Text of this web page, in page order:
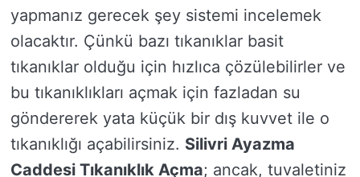
yapmanız gerecek şey sistemi incelemek
olacaktır. Çünkü bazı tıkanıklar basit
tıkanıklar olduğu için hızlıca çözülebilirler ve
bu tıkanıklıkları açmak için fazladan su
göndererek yata küçük bir dış kuvvet ile o
tıkanıklığı açabilirsiniz. Silivri Ayazma
Caddesi Tıkanıklık Açma; ancak, tuvaletiniz